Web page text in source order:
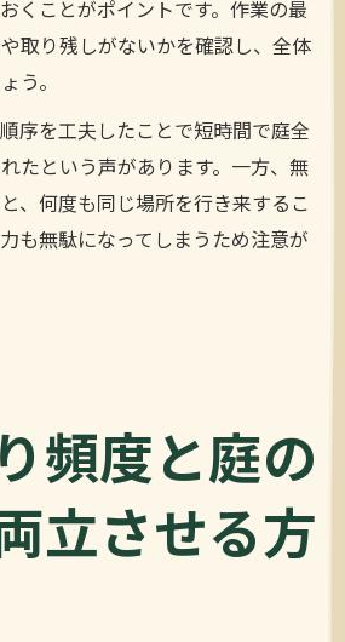
くことがポイントです。作業の最
取り残しがないかを確認し、全体
う。
序を工夫したことで短時間で庭全
たという声があります。一方、無
、何度も同じ場所を行き来するこ
も無駄になってしまうため注意が
頻度と庭の
立させる方